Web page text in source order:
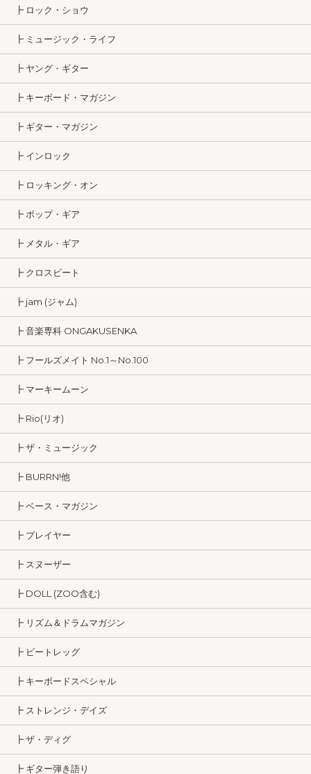
┣ ロック・ショウ
┣ ミュージック・ライフ
┣ ヤング・ギター
┣ キーボード・マガジン
┣ ギター・マガジン
┣ インロック
┣ ロッキング・オン
┣ ポップ・ギア
┣ メタル・ギア
┣ クロスビート
┣ jam (ジャム)
┣ 音楽専科 ONGAKUSENKA
┣ フールズメイト No.1～No.100
┣ マーキームーン
┣ Rio(リオ)
┣ ザ・ミュージック
┣ BURRN!他
┣ ベース・マガジン
┣ プレイヤー
┣ スヌーザー
┣ DOLL (ZOO含む)
┣ リズム＆ドラムマガジン
┣ ビートレッグ
┣ キーボードスペシャル
┣ ストレンジ・デイズ
┣ ザ・ディグ
┣ ギター弾き語り